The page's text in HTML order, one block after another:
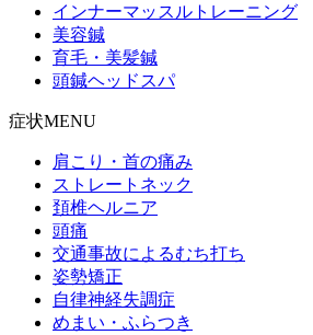
インナーマッスルトレーニング
美容鍼
育毛・美髪鍼
頭鍼ヘッドスパ
症状MENU
肩こり・首の痛み
ストレートネック
頚椎ヘルニア
頭痛
交通事故によるむち打ち
姿勢矯正
自律神経失調症
めまい・ふらつき